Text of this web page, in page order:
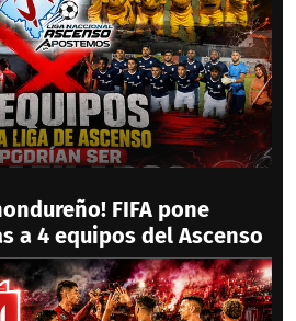
FIFA pone
a 4 equipos del Ascenso